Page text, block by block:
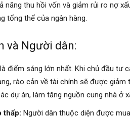
thu hồi vốn và giảm rủi ro nợ
tổng thể của ngân hàng.
và Người dân:
điểm sáng lớn nhất. Khi chủ đầu tư
rào cản về tài chính sẽ được giảm
dự án, làm tăng nguồn cung nhà ở
thấp: Người dân thuộc diện được